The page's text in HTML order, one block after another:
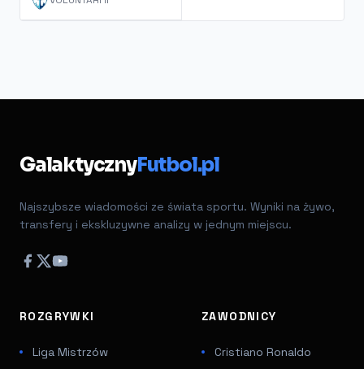
GalaktycznyFutbol.pl
Najszybsze wiadomości ze świata sportu. Wyniki na żywo,
transfery i ekskluzywne analizy w jednym miejscu.
ROZGRYWKI
Liga Mistrzów
ZAWODNICY
Cristiano Ronaldo